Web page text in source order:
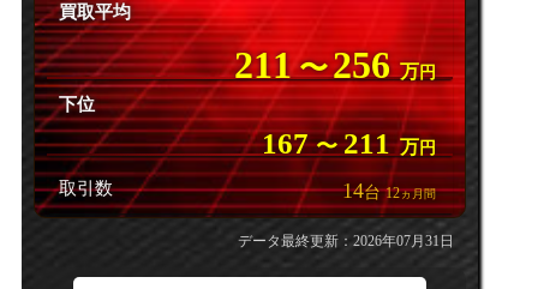
買取平均
211 〜256 万円
下位
167 〜211 万円
取引数 14台12ヵ月間
データ最終更新：2026年07月31日